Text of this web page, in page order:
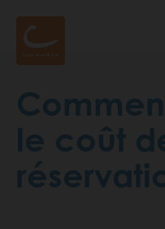
le coût